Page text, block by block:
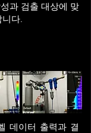
과 검출 대상에 맞
다.
데이터 출력과 결